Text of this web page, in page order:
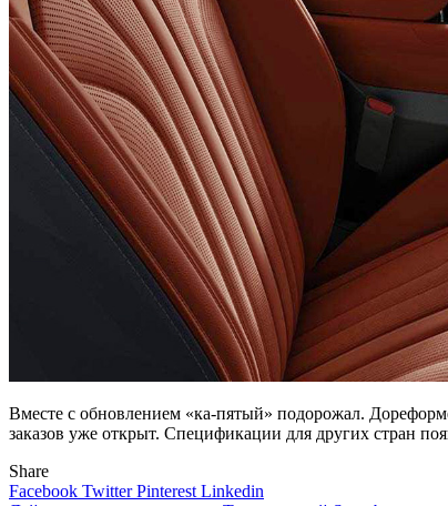
Вместе с обновлением «ка-пятый» подорожал.
заказов уже открыт. Спецификации для других стран
Share
Facebook TwitterPinterest Linkedin